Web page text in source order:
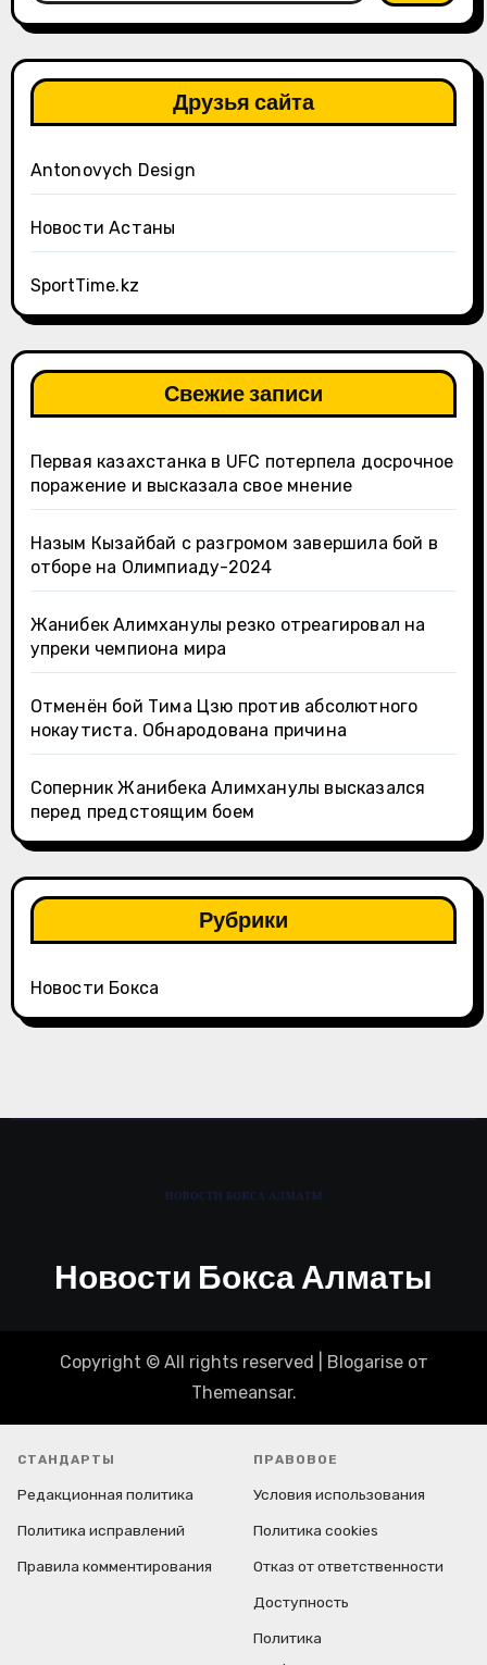
Друзья сайта
Antonovych Design
Новости Астаны
SportTime.kz
Свежие записи
Первая казахстанка в UFC потерпела досрочное
поражение и высказала свое мнение
Назым Кызайбай с разгромом завершила бой в
отборе на Олимпиаду-2024
Жанибек Алимханулы резко отреагировал на
упреки чемпиона мира
Отменён бой Тима Цзю против абсолютного
нокаутиста. Обнародована причина
Соперник Жанибека Алимханулы высказался
перед предстоящим боем
Рубрики
Новости Бокса
Новости Бокса Алматы
Copyright © All rights reserved Blogariseот
Themeansar.
СТАНДАРТЫ
Редакционная политика
Политика исправлений
Правила комментирования
ПРАВОВОЕ
Условия использования
Политика cookies
Отказ от ответственности
Доступность
Политика